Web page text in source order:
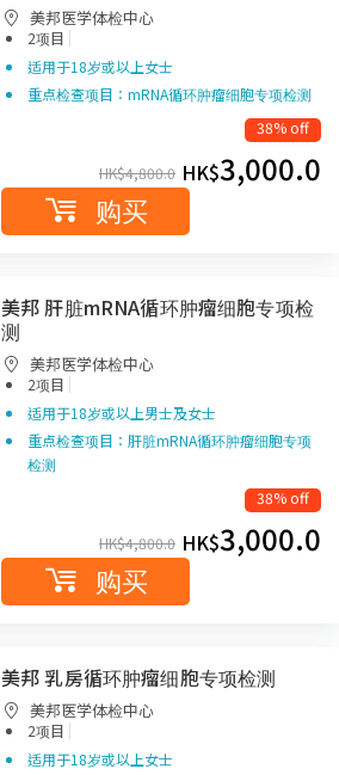
美邦医学体检中心
2项目 |
适用于18岁或以上女士
重点检查项目：mRNA循环肿瘤细胞专项检测
38% off
HK$4,800.0 HK$3,000.0
购买
美邦 肝脏mRNA循环肿瘤细胞专项检
测
美邦医学体检中心
2项目 |
适用于18岁或以上男士及女士
重点检查项目：肝脏mRNA循环肿瘤细胞专项
检测
38% off
HK$4,800.0 HK$3,000.0
购买
美邦 乳房循环肿瘤细胞专项检测
美邦医学体检中心
2项目 |
适用于18岁或以上女士